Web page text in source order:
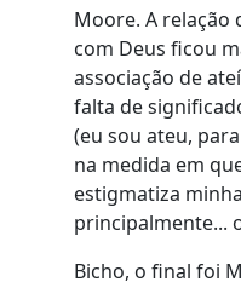
Moore. A
com Deus ficou
associação de
falta de
(eu sou ateu,
na medida em
estigmatiza
principalmente...
Bicho, o final foi